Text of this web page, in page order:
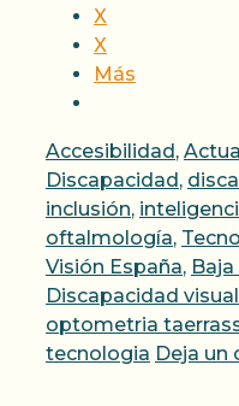
X
X
Más
Categorías
Accesibilidad,
Discapacidad,
inclusión,
oftalmología,
Visión España,
Discapacidad visual
optometria
tecnologia Deja un